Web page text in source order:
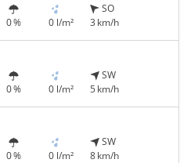
0 % 0 l/m²
SO
3 km/h
0 % 0 l/m²
SW
5 km/h
0 % 0 l/m²
SW
8 km/h